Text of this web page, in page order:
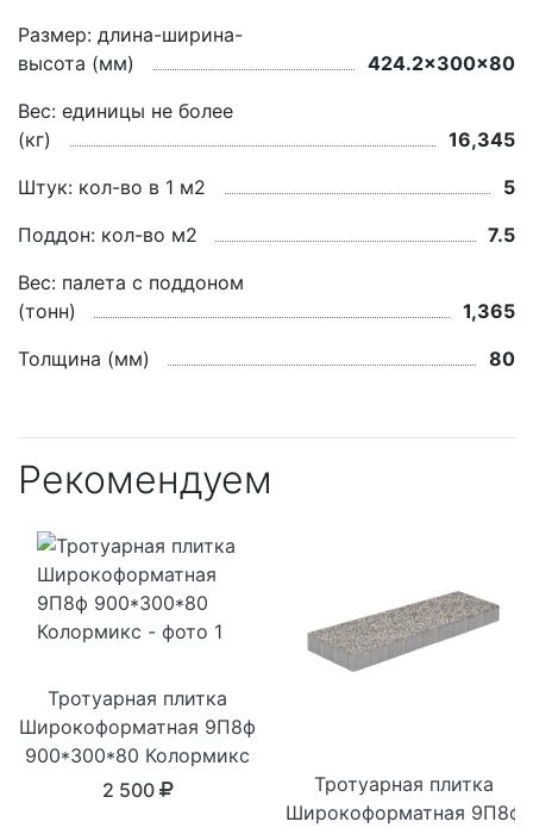
Размер: длина-ширина-
высота (мм)
424.2x300x80
Вес: единицы не более
(кг)
16,345
Штук: кол-во в 1 м2
5
Поддон: кол-во м2
7.5
Вес: палета с поддоном
(тонн)
1,365
Толщина (мм)
80
Рекомендуем
Тротуарная плитка
Широкоформатная 9П8ф
900*300*80 Колормикс
2 500
Тротуарная плитка
Широкоформатная 9П8ф